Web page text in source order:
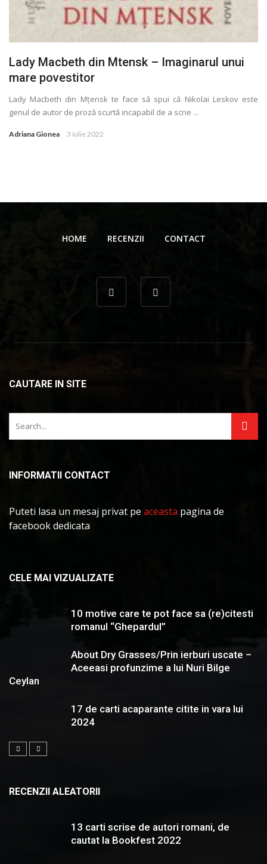
Lady Macbeth din Mtensk – Imaginarul unui
mare povestitor
Lady Macbeth din Mţensk te face să spui că Nikolai Leskov este
genul de autor de proză scurtă incapabil de a scrie ...
Adriana Gionea 3 iulie 2022
HOME RECENZII CONTACT
CAUTARE IN SITE
INFORMATII CONTACT
Puteti lasa un mesaj privat pe aceasta pagina de
facebook dedicata
CELE MAI VIZUALIZATE
10 motive care te pot face sa (re)citesti
romanul “Ghepardul”
About Dry Grasses/Prin ierburi uscate –
Aceeasi profunzime a lui Nuri Bilge
Ceylan
17 de carti acaparante citite in vara lui
2024
RECENZII ALEATORII
13 carti scrise de autori romani, de
cautat la Bookfest 2022